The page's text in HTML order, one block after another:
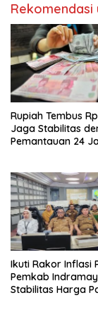
Rekomendasi
Rupiah Tembus
Jaga Stabilitas
Pemantauan 24
Ikuti Rakor Inflasi
Pemkab
Stabilitas Harga